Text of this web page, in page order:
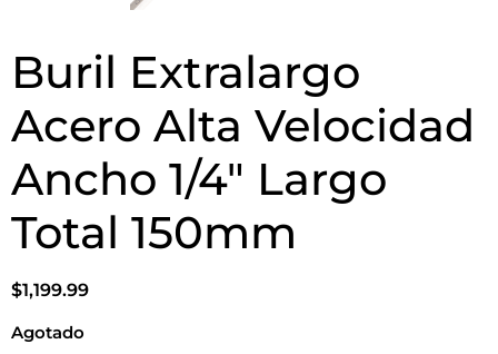
Buril Extralargo
Acero Alta Velocidad
Ancho 1/4″ Largo
Total 150mm
$1,199.99
Agotado